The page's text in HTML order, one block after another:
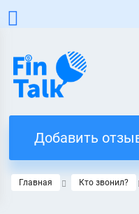
Добавить
Главная Кто звонил?